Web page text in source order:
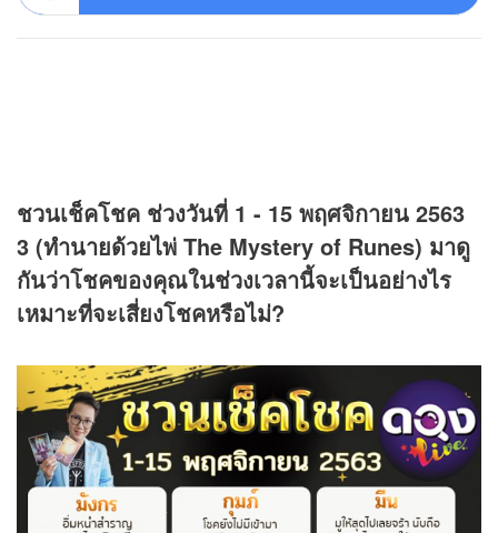
ชวนเช็คโชค ช่วงวันที่ 1 - 15 พฤศจิกายน 2563
3 (ทำนายด้วยไพ่ The Mystery of Runes) มาดู
กันว่าโชคของคุณในช่วงเวลานี้จะเป็นอย่างไร
เหมาะที่จะเสี่ยงโชคหรือไม่?